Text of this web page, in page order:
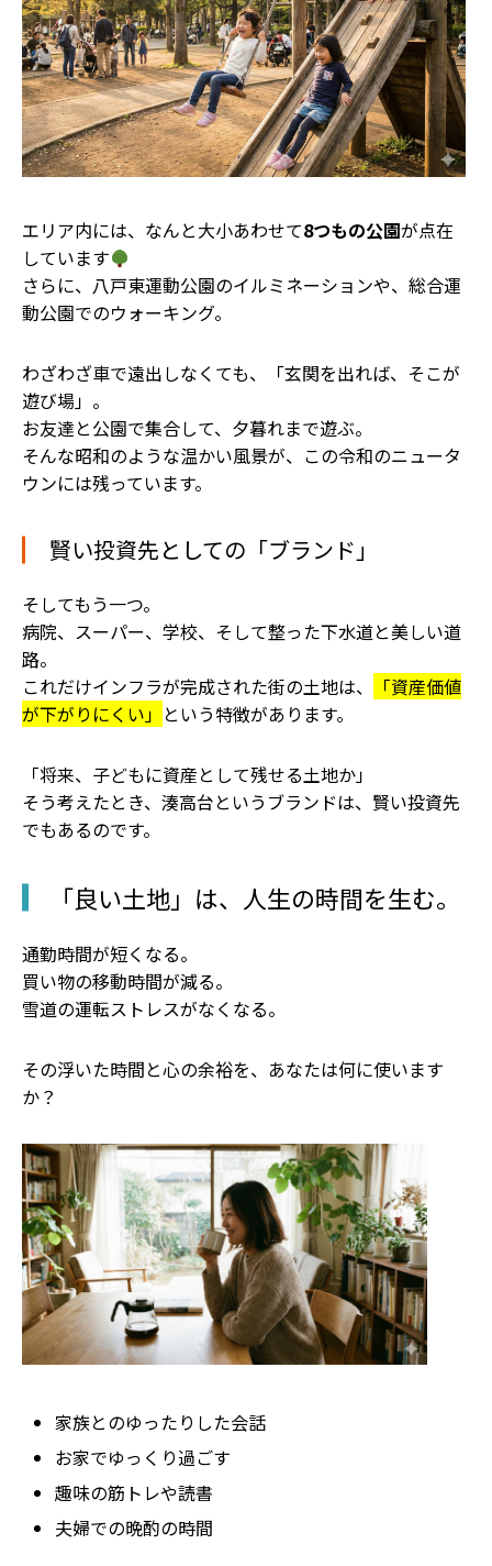
エリア内には、なんと大小あわせて8つもの公園が点在
しています
さらに、八戸東運動公園のイルミネーションや、総合運
動公園でのウォーキング。
わざわざ車で遠出しなくても、「玄関を出れば、そこが
遊び場」。
お友達と公園で集合して、夕暮れまで遊ぶ。
そんな昭和のような温かい風景が、この令和のニュータ
ウンには残っています。
賢い投資先としての「ブランド」
そしてもう一つ。
病院、スーパー、学校、そして整った下水道と美しい道
路。
これだけインフラが完成された街の土地は、
「資産価値
が下がりにくい」 という特徴があります。
「将来、子どもに資産として残せる土地か」
そう考えたとき、湊高台というブランドは、賢い投資先
でもあるのです。
「良い土地」は、人生の時間を生む。
通勤時間が短くなる。
買い物の移動時間が減る。
雪道の運転ストレスがなくなる。
その浮いた時間と心の余裕を、あなたは何に使います
か？
家族とのゆったりした会話
お家でゆっくり過ごす
趣味の筋トレや読書
夫婦での晩酌の時間